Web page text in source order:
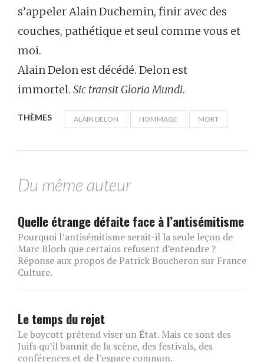
s’appeler Alain Duchemin, finir avec des
couches, pathétique et seul comme vous et
moi.
Alain Delon est décédé. Delon est
immortel. Sic transit Gloria Mundi.
THÈMES ALAIN DELON HOMMAGE MORT
Du même auteur
Quelle étrange défaite face à l’antisémitisme
Pourquoi l’antisémitisme serait-il la seule leçon de
Marc Bloch que certains refusent d’entendre ?
Réponse aux propos de Patrick Boucheron sur France
Culture.
Le temps du rejet
Le boycott prétend viser un État. Mais ce sont des
Juifs qu’il bannit de la scène, des festivals, des
conférences et de l’espace commun.